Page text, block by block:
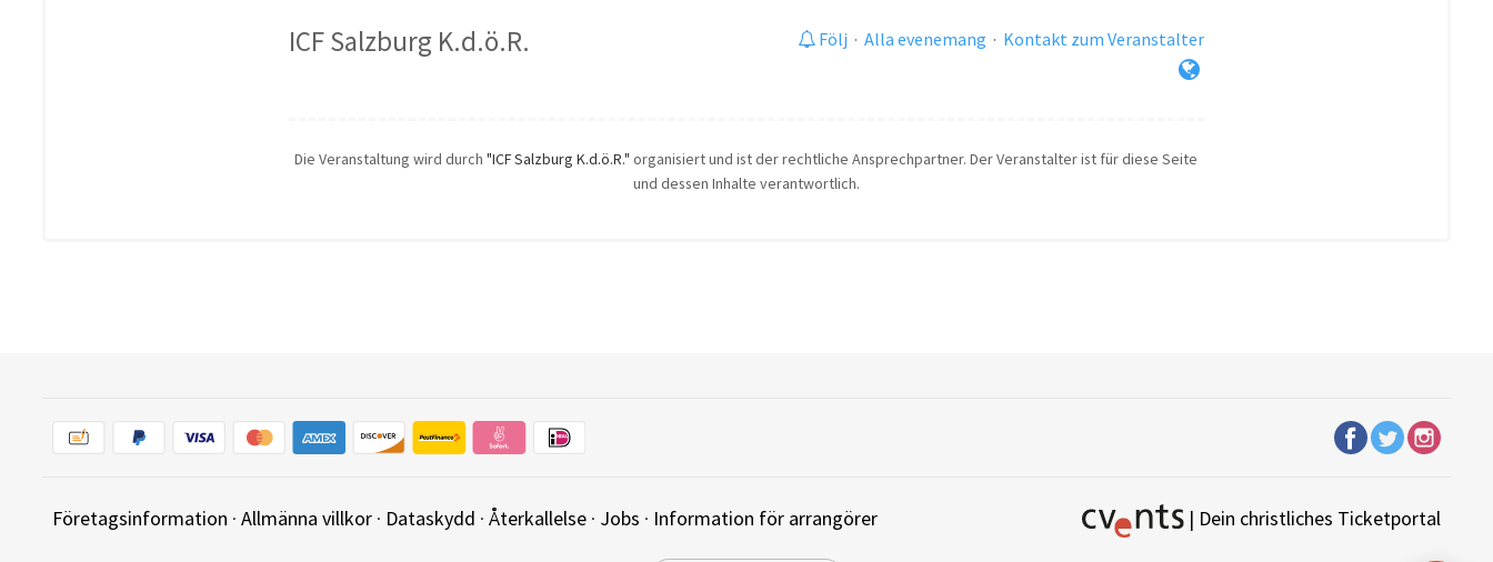
ICF Salzburg K.d.ö.R. Följ · Alla evenemang · Kontakt zum Veranstalter
Die Veranstaltung wird durch"ICF Salzburg K.d.ö.R." organisiert und ist der rechtliche Ansprechpartner. Der Veranstalter ist für diese Seite
und dessen Inhalte verantwortlich.
Företagsinformation · Allmänna villkor · Dataskydd · Återkallelse · Jobs · Information för arrangörer | Dein christliches Ticketportal